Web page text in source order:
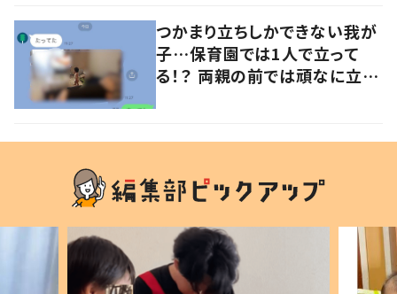
つかまり立ちしかできない我が
子…保育園では1人で立って
る！？ 両親の前では頑なに立た